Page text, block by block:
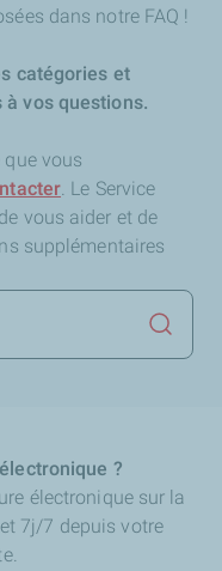
dans notre FAQ !
catégories et
vos questions.
vous
. Le Service
vous aider et de
supplémentaires
?
électronique sur la
7j/7 depuis votre